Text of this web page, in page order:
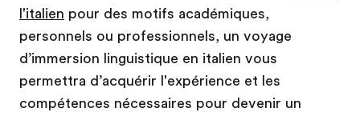
l'italien pour des motifs académiques,
personnels ou professionnels, un voyage
d’immersion linguistique en italien vous
permettra d’acquérir l'expérience et les
compétences nécessaires pour devenir un